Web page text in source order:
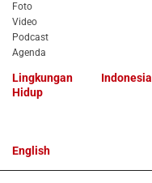
Foto
Video
Podcast
Agenda
Lingkungan
Hidup
Indonesia
English